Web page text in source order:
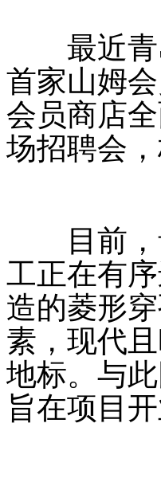
最近青岛
首家山姆
会员商店
场招聘会
目前，
工正在有
造的菱形
素，现代
地标。与
旨在项目